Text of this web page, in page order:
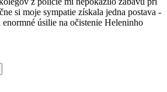
si moje sympatie získala jedna postava -
úsilie na očistenie Heleninho